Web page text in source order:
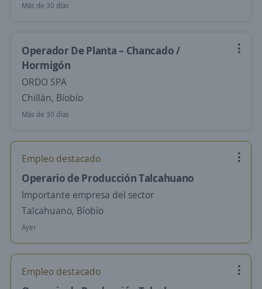
Más de 30 días
Operador De Planta – Chancado /
Hormigón
ORDO SPA
Chillán, Bíobío
Más de 30 días
Empleo destacado
Operario de Producción Talcahuano
Importante empresa del sector
Talcahuano, Bíobío
Ayer
Empleo destacado